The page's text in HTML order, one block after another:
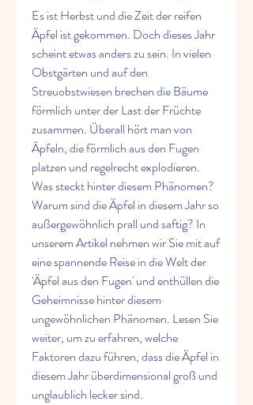
Es ist Herbst und die Zeit der reifen
Äpfel ist gekommen. Doch dieses Jahr
scheint etwas anders zu sein. In vielen
Obstgärten und auf den
Streuobstwiesen brechen die Bäume
förmlich unter der Last der Früchte
zusammen. Überall hört man von
Äpfeln, die förmlich aus den Fugen
platzen und regelrecht explodieren.
Was steckt hinter diesem Phänomen?
Warum sind die Äpfel in diesem Jahr so
außergewöhnlich prall und saftig? In
unserem Artikel nehmen wir Sie mit auf
eine spannende Reise in die Welt der
'Äpfel aus den Fugen' und enthüllen die
Geheimnisse hinter diesem
ungewöhnlichen Phänomen. Lesen Sie
weiter, um zu erfahren, welche
Faktoren dazu führen, dass die Äpfel in
diesem Jahr überdimensional groß und
unglaublich lecker sind.